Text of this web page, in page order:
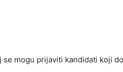
se mogu prijaviti kandidati koji